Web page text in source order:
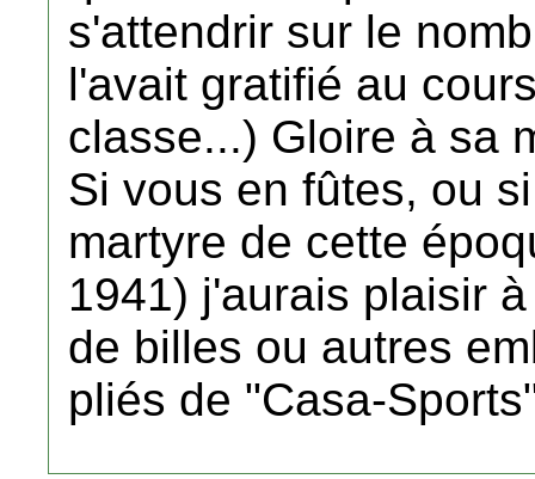
s'attendrir sur le
l'avait gratifié au
classe...) Gloire à sa
Si vous en fûtes, ou
martyre de cette
1941) j'aurais plaisir
de billes ou autres
pliés de "Casa-